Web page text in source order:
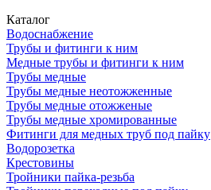
Каталог
Водоснабжение
Трубы и фитинги к ним
Медные трубы и фитинги к ним
Трубы медные
Трубы медные неотожженные
Трубы медные отожженые
Трубы медные хромированные
Фитинги для медных труб под пайку
Водорозетка
Крестовины
Тройники пайка-резьба